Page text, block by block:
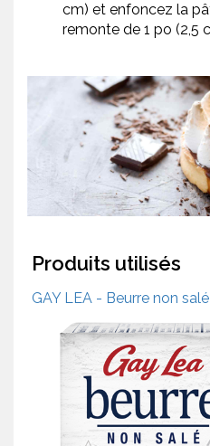
cm) et enfoncez la
remonte de 1 po (2,5
Produits utilisés
GAY LEA - Beurre non salé